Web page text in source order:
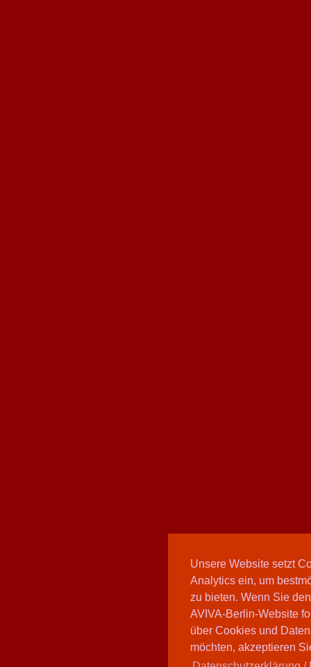
Unsere Website setzt
Analytics ein, um
zu bieten. Wenn Sie
AVIVA-Berlin-Website
über Cookies und
möchten, akzeptieren